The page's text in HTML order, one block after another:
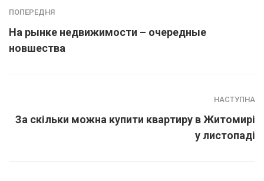
ПОПЕРЕДНЯ
На рынке недвижимости – очередные
новшества
НАСТУПНА
За скільки можна купити квартиру в Житомирі
у листопаді